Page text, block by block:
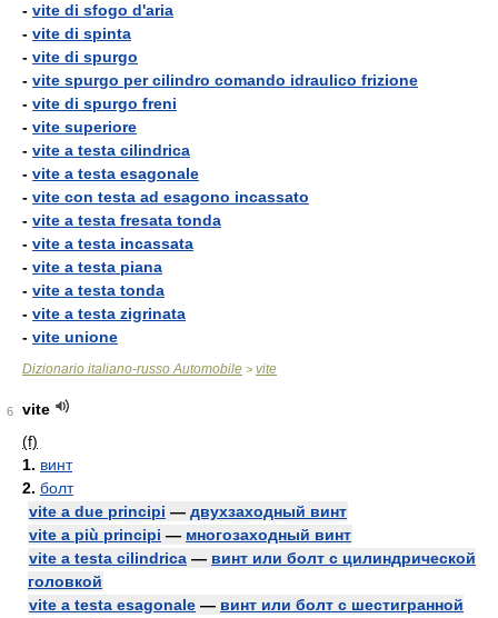
- vite di sfogo d'aria
- vite di spinta
- vite di spurgo
- vite spurgo per cilindro comando idraulico frizione
- vite di spurgo freni
- vite superiore
- vite a testa cilindrica
- vite a testa esagonale
- vite con testa ad esagono incassato
- vite a testa fresata tonda
- vite a testa incassata
- vite a testa piana
- vite a testa tonda
- vite a testa zigrinata
- vite unione
Dizionario italiano-russo Automobile > vite
6
vite
(f)
1. винт
2. болт
vite a due principi — двухзаходный винт
vite a più principi — многозаходный винт
vite a testa cilindrica — винт или болт с цилиндрической
головкой
vite a testa esagonale — винт или болт с шестигранной